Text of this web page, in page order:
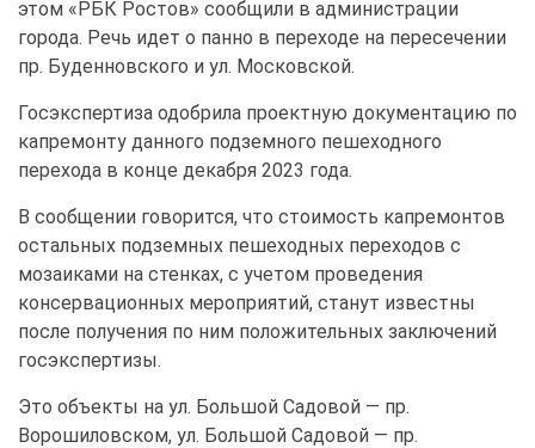
этом «РБК Ростов» сообщили в администрации
города. Речь идет о панно в переходе на пересечении
пр. Буденновского и ул. Московской.
Госэкспертиза одобрила проектную документацию по
капремонту данного подземного пешеходного
перехода в конце декабря 2023 года.
В сообщении говорится, что стоимость капремонтов
остальных подземных пешеходных переходов с
мозаиками на стенках, с учетом проведения
консервационных мероприятий, станут известны
после получения по ним положительных заключений
госэкспертизы.
Это объекты на ул. Большой Садовой — пр.
Ворошиловском, ул. Большой Садовой — пр.